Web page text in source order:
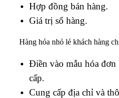
Hợp đồng bán hàng.
Giá trị số hàng.
Hàng hóa nhỏ lẻ khách hàng
Điền vào mẫu hóa đơn
cấp.
Cung cấp địa chỉ và